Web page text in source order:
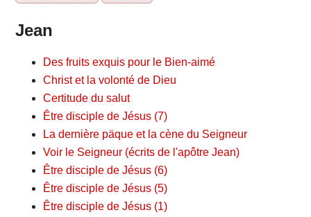
Jean
Des fruits exquis pour le Bien-aimé
Christ et la volonté de Dieu
Certitude du salut
Être disciple de Jésus (7)
La dernière päque et la cène du Seigneur
Voir le Seigneur (écrits de l'apôtre Jean)
Être disciple de Jésus (6)
Être disciple de Jésus (5)
Être disciple de Jésus (1)